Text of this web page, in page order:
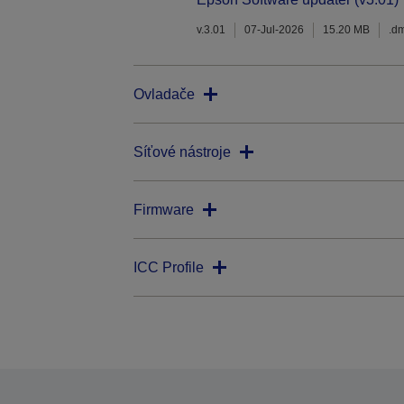
v.3.01 07-Jul-2026 15.20 MB
Ovladače
Síťové nástroje
Firmware
ICC Profile